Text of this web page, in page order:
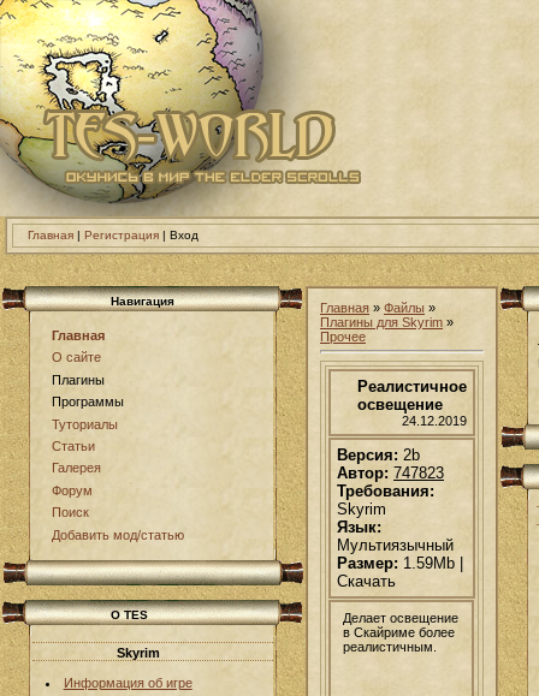
Главная| Регистрация| Вход
Навигация
Главная
О сайте
Плагины
Программы
Туториалы
Статьи
Галерея
Форум
Поиск
Добавить мод/статью
О TES
Skyrim
Информация об игре
Главная » Файлы »
Плагины для Skyrim »
Прочее
Реалистичное
освещение
24.12.2019
Версия: 2b
Автор: 747823
Требования:
Skyrim
Язык:
Мультиязычный
Размер: 1.59Mb |
Скачать
Делает освещение
в Скайриме более
реалистичным.